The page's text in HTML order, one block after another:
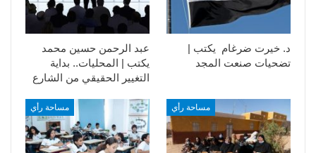
عبد الرحمن حسين محمد
يكتب | المحليات.. بداية
التغيير الحقيقي من الشارع
د. خيرت ضرغام يكتب |
تضحيات صنعت المجد
مساحة رأي مساحة رأي